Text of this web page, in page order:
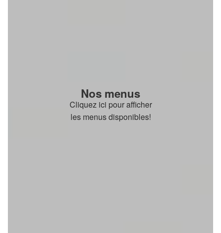
Nos menus
Cliquez ici pour afficher
les menus disponibles!